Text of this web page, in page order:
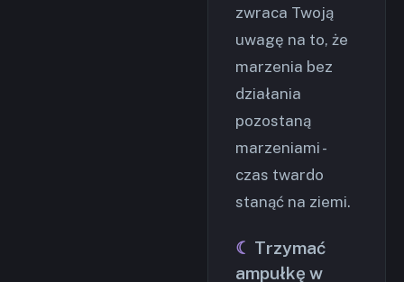
zwraca Twoją
uwagę na to, że
marzenia bez
działania
pozostaną
marzeniami -
czas twardo
stanąć na ziemi.
Trzymać
ampułkę w